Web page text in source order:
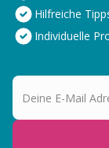
Hilfreiche
Individuelle
Deine E-Mail